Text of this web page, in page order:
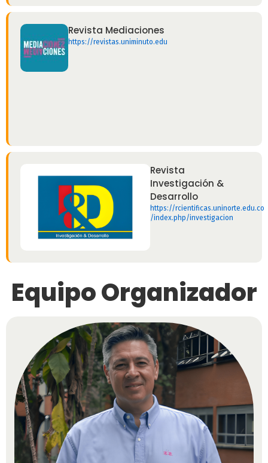
Revista Mediaciones
https://revistas.uniminuto.edu
Revista
Investigación &
Desarrollo
https://rcientificas.uninorte.edu.co
/index.php/investigacion
Equipo Organizador